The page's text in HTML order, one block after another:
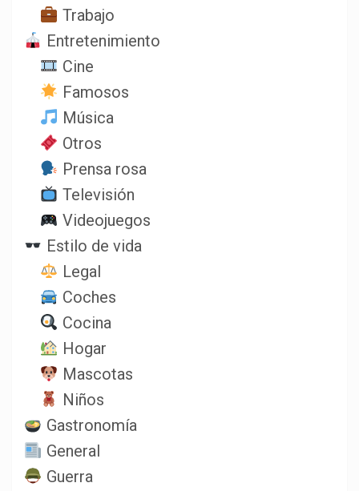
Trabajo
Entretenimiento
Cine
Famosos
Música
Otros
Prensa rosa
Televisión
Videojuegos
Estilo de vida
Legal
Coches
Cocina
Hogar
Mascotas
Niños
Gastronomía
General
Guerra